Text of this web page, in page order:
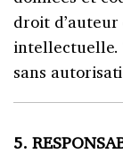
droit
intellectuelle.
sans
5.